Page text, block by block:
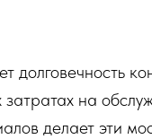
долговечность
на
делает эти